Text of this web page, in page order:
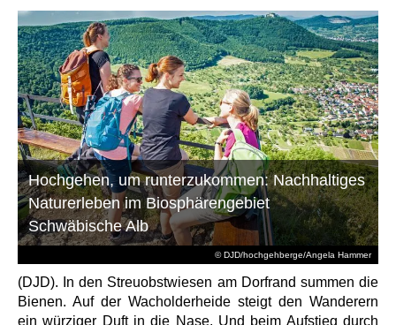
© DJD/hochgehberge/Angela Hammer
Hochgehen, um runterzukommen: Nachhaltiges
Naturerleben im Biosphärengebiet
Schwäbische Alb
(DJD). In den Streuobstwiesen am Dorfrand summen die
Bienen. Auf der Wacholderheide steigt den Wanderern
ein würziger Duft in die Nase. Und beim Aufstieg durch